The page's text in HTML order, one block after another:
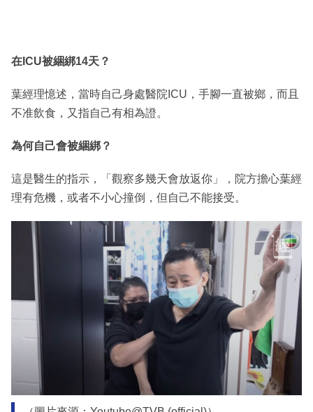
在ICU被綑綁14天？
葉經理憶述，當時自己身處醫院ICU，手腳一直被鄉，而且
不准飲食，又指自己有相為證。
為何自己會被綑綁？
這是醫生的指示，「觀察多幾天會放返你」，院方擔心葉經
理有危機，或者不小心撞倒，但自己不能接受。